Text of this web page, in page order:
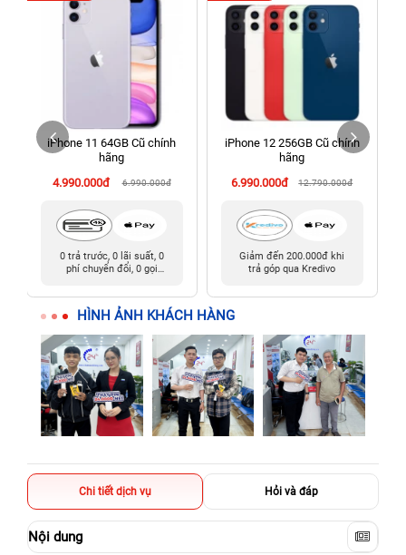
256 Võ Văn Ngân, Thủ Đức, Hồ Chí Minh (Bình Thọ, TP. Thủ
Đức Cũ)
70 Nguyễn An Ninh, Dĩ An, Hồ Chí Minh (Bình Dương Cũ)
24h Vũng Tàu: 162A Ba Cu, Vũng Tàu, Hồ Chí Minh (TP. Vũng
Tàu cũ)
198 Hoàng Văn Thụ, Tân Sơn Nhất, Hồ Chí Minh (Tân Bình
iPhone 11 64GB Cũ chính
hãng
4.990.000đ
6.990.000đ
0 trả trước, 0 lãi suất, 0
phí chuyển đổi, 0 gọi
iPhone 12 256GB Cũ chính
hãng
6.990.000đ
12.790.000đ
Giảm đến 200.000đ khi
trả góp qua Kredivo
HÌNH ẢNH KHÁCH HÀNG
Chi tiết dịch vụ Hỏi và đáp
Nội dung